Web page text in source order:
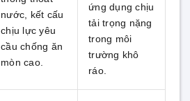
nước, kết cấu
chịu lực yêu
cầu chống ăn
mòn cao.
ứng dụng chịu
tải trọng nặng
trong môi
trường khô
ráo.